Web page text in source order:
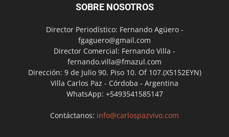
SOBRE NOSOTROS
Director Periodístico: Fernando Agüero -
fgaguero@gmail.com
Director Comercial: Fernando Villa -
fernando.villa@fmazul.com
Dirección: 9 de Julio 90. Piso 10. Of 107.(X5152EYN)
Villa Carlos Paz - Córdoba - Argentina
WhatsApp: +5493541585147
Contáctanos: info@carlospazvivo.com